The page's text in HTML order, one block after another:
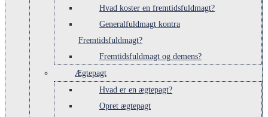
Hvad koster en fremtidsfuldmagt?
Generalfuldmagt kontra
Fremtidsfuldmagt?
Fremtidsfuldmagt og demens?
Ægtepagt
Hvad er en ægtepagt?
Opret ægtepagt